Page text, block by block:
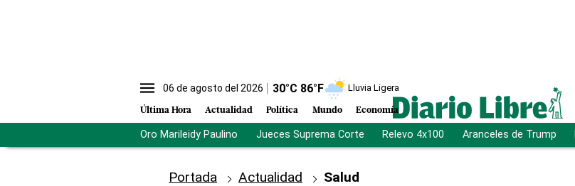
06 de agosto del 2026 30°C 86°F Lluvia Ligera
Última Hora Actualidad Política Mundo Economía
Oro Marileidy Paulino Jueces Suprema Corte Relevo 4x100 Aranceles de Trump
Portada Actualidad Salud